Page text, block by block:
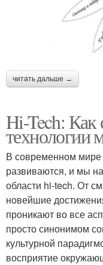
читать дальше →
Hi-Tech: Как
технологии
В современном мире
развиваются, и мы
области hi-tech. От
новейшие
проникают во все
просто синонимом
культурной
восприятие